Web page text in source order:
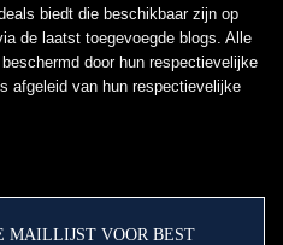
biedt die beschikbaar zijn op
de laatst toegevoegde blogs. Alle
door hun respectievelijke
afgeleid van hun respectievelijke
MAILLIJST VOOR BEST